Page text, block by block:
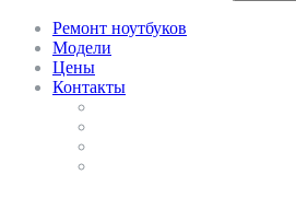
Ремонт ноутбуков
Модели
Цены
Контакты